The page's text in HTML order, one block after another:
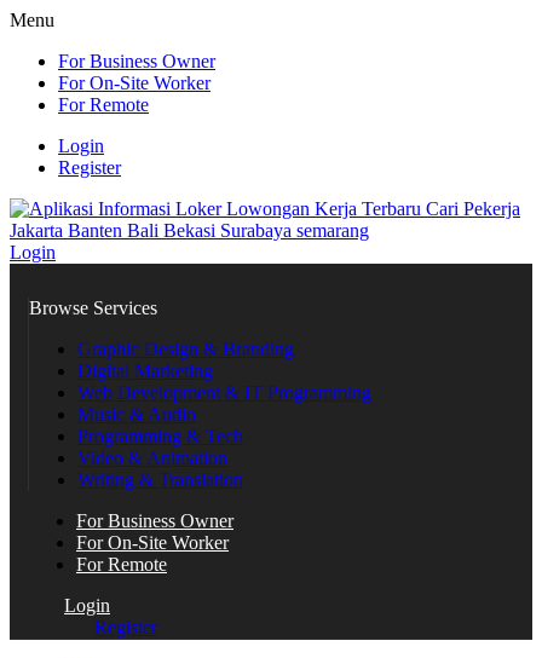
Menu
For Business Owner
For On-Site Worker
For Remote
Login
Register
Login
Browse Services
Graphic Design & Branding
Digital Marketing
Web Development & IT Programming
Music & Audio
Programming & Tech
Video & Animation
Writing & Translation
For Business Owner
For On-Site Worker
For Remote
Login
Register